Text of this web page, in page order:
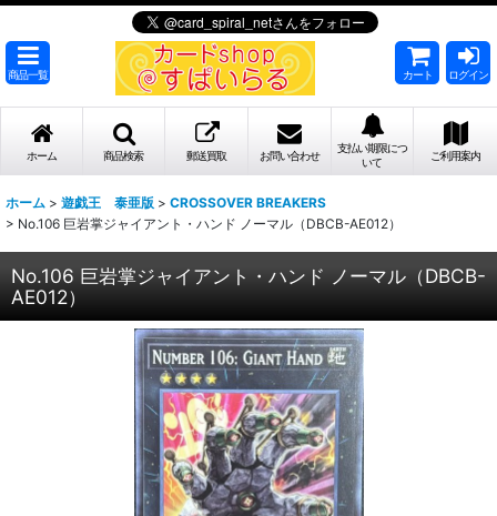
商品一覧 カート ログイン
ホーム 商品検索 郵送買取 お問い合わせ
支払い期限につ
いて
ご利用案内
ホーム > 遊戯王 泰亜版 > CROSSOVER BREAKERS
> No.106 巨岩掌ジャイアント・ハンド ノーマル（DBCB-AE012）
No.106 巨岩掌ジャイアント・ハンド ノーマル（DBCB-
AE012）